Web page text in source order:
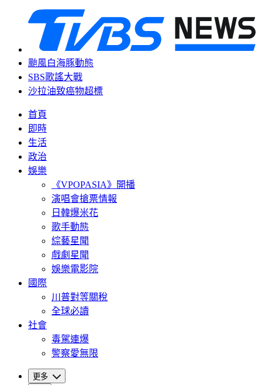
颱風白海豚動態
SBS歌謠大戰
沙拉油致癌物超標
首頁
即時
生活
政治
娛樂
《VPOPASIA》開播
演唱會搶票情報
日韓爆米花
歌手動態
綜藝星聞
戲劇星聞
娛樂電影院
國際
川普對等關稅
全球必讀
社會
毒駕連爆
警察愛無限
更多